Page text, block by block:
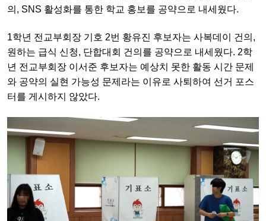
의, SNS 활성화를 통한 학교 홍보를 공약으로 내세웠다.
1학년 전교부회장 기호 2번 황유진 후보자는 사복데이 건의,
원하는 급식 신청, 단합대회 건의를 공약으로 내세웠다. 2학
년 전교부회장 이서준 후보자는 예상치 못한 활동 시간 문제
와 공약의 실현 가능성 문제라는 이유로 사퇴하여 선거 포스
터를 게시하지 않았다.